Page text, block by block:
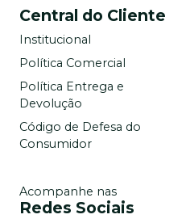
Central do Cliente
Institucional
Política Comercial
Política Entrega e
Devolução
Código de Defesa do
Consumidor
Acompanhe nas
Redes Sociais